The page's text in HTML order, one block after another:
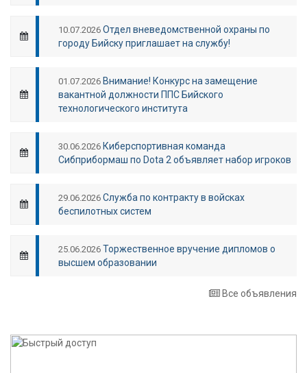
10.07.2026 Отдел вневедомственной охраны по
городу Бийску приглашает на службу!
01.07.2026 Внимание! Конкурс на замещение
вакантной должности ППС Бийского
технологического института
30.06.2026 Киберспортивная команда
Сибприбормаш по Dota 2 объявляет набор игроков
29.06.2026 Служба по контракту в войсках
беспилотных систем
25.06.2026 Торжественное вручение дипломов о
высшем образовании
Все объявления